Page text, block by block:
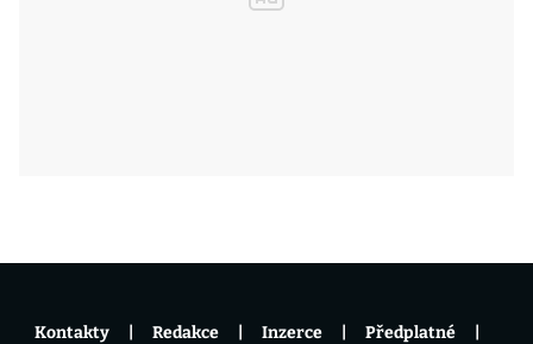
Kontakty Redakce Inzerce Předplatné